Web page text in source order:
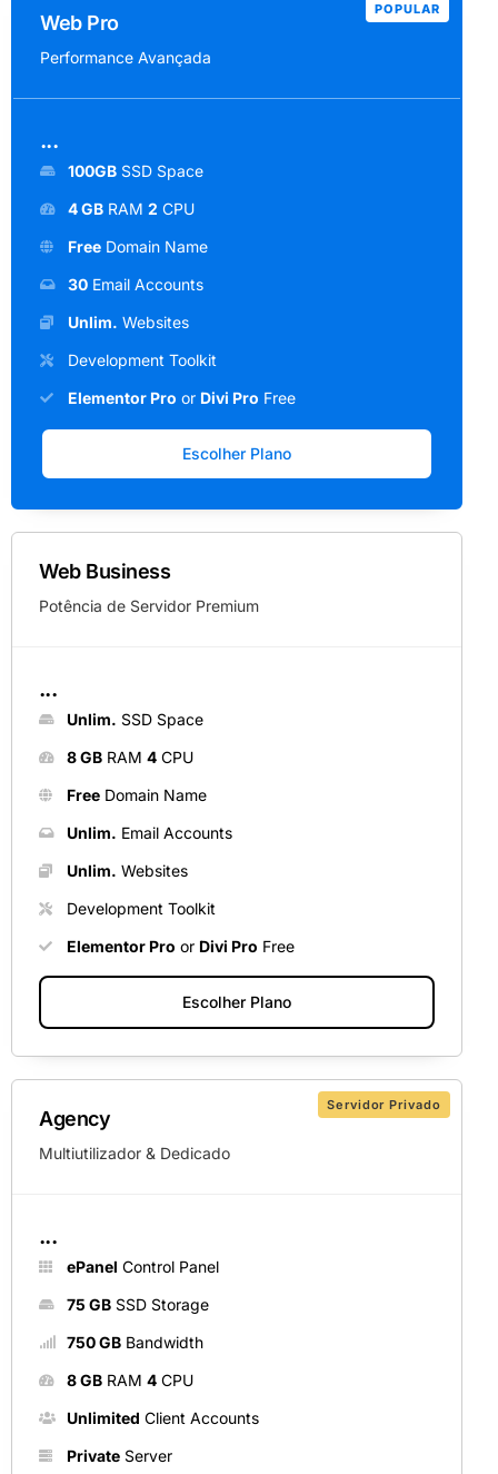
POPULAR
Web Pro
Performance Avançada
...
100GB SSD Space
4 GB RAM 2 CPU
Free Domain Name
30 Email Accounts
Unlim. Websites
Development Toolkit
Elementor Pro or Divi Pro Free
Escolher Plano
Web Business
Potência de Servidor Premium
...
Unlim. SSD Space
8 GB RAM 4 CPU
Free Domain Name
Unlim. Email Accounts
Unlim. Websites
Development Toolkit
Elementor Pro or Divi Pro Free
Escolher Plano
Agency
Multiutilizador & Dedicado
...
ePanel Control Panel
75 GB SSD Storage
750 GB Bandwidth
8 GB RAM 4 CPU
Unlimited Client Accounts
Private Server
Servidor Privado